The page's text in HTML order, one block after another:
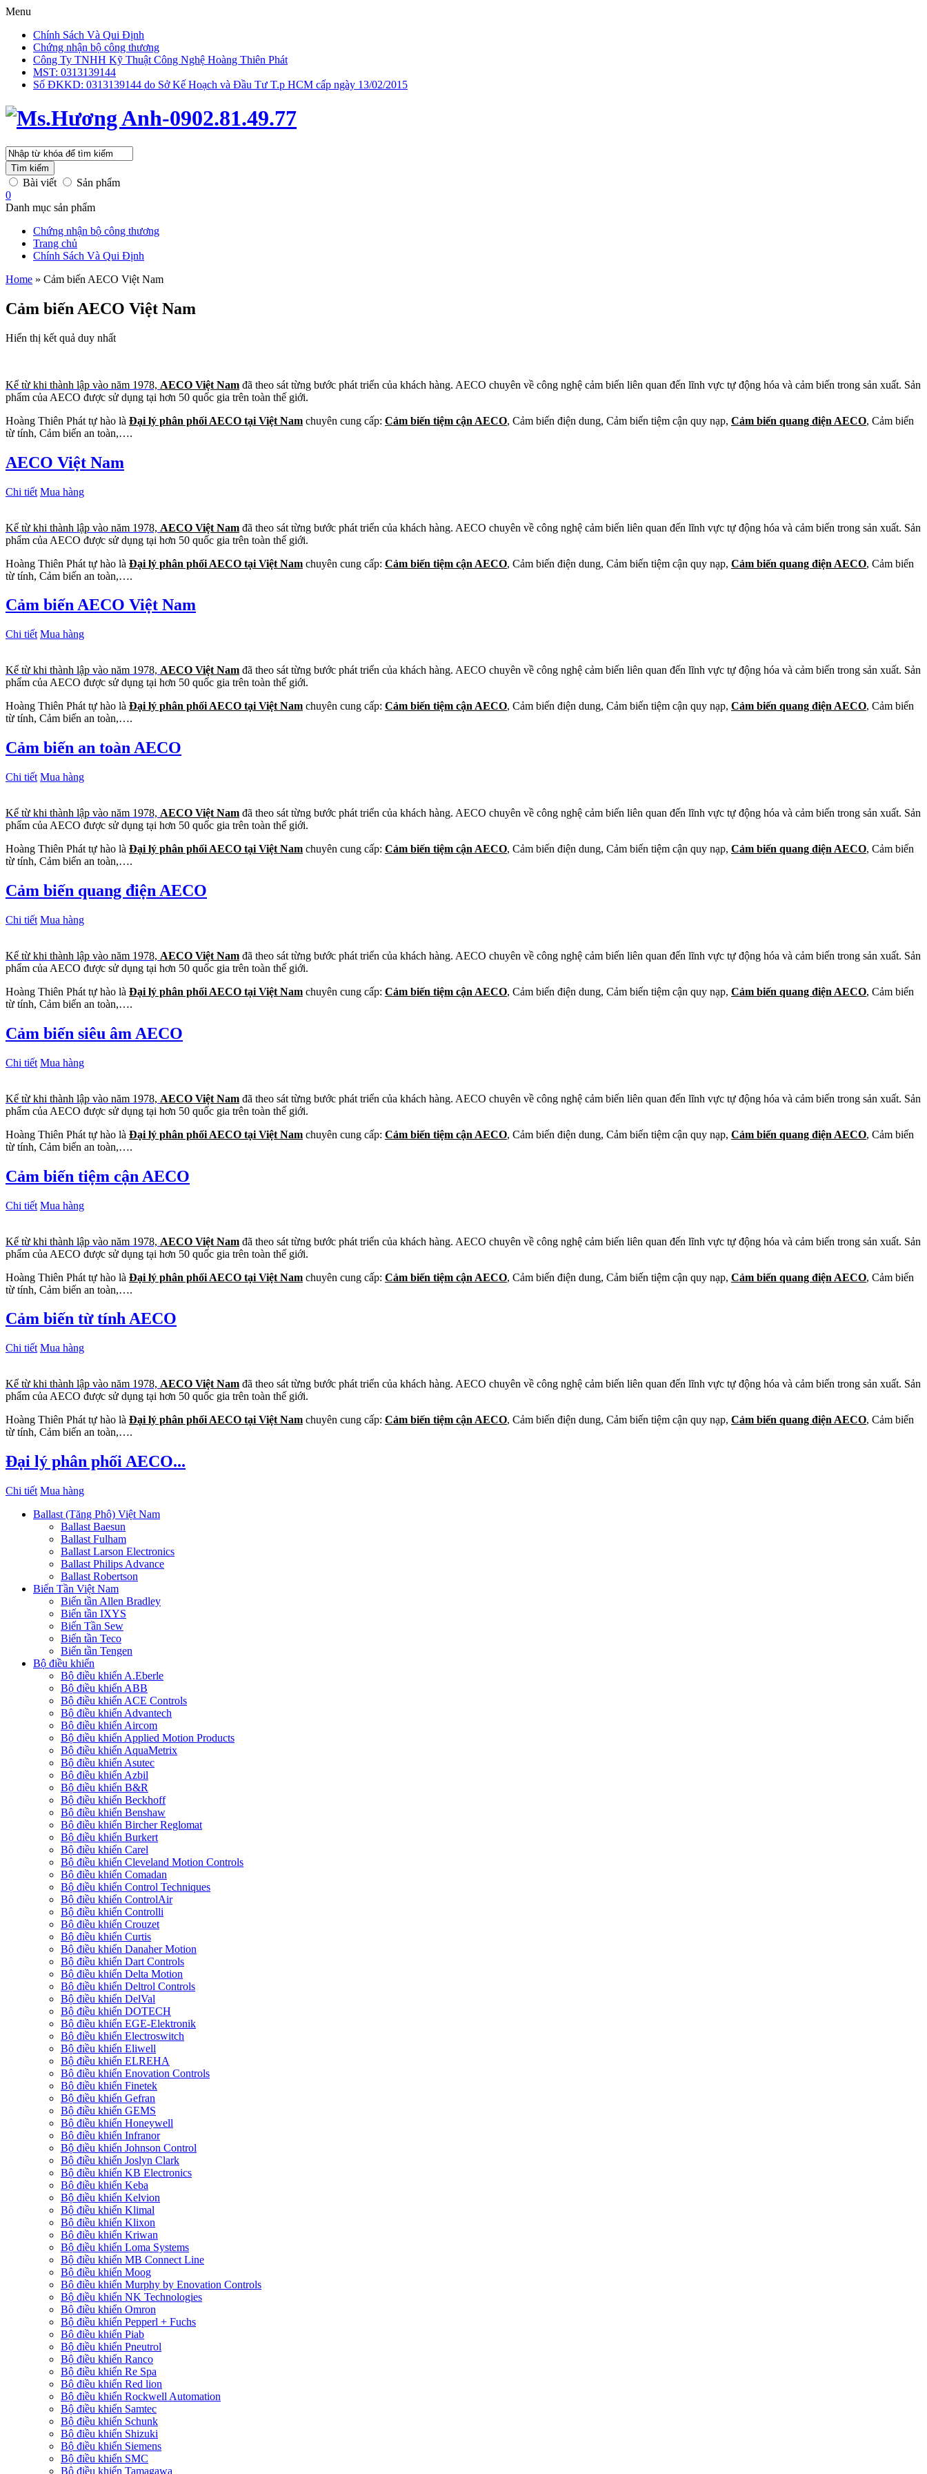
Menu
Chính Sách Và Qui Định
Chứng nhận bộ công thương
Công Ty TNHH Kỹ Thuật Công Nghệ Hoàng Thiên Phát
MST: 0313139144
Số ĐKKD: 0313139144 do Sở Kế Hoạch và Đầu Tư T.p HCM cấp ngày 13/02/2015
Tìm kiếm
Bài viết
Sản phẩm
0
Danh mục sản phẩm
Chứng nhận bộ công thương
Trang chủ
Chính Sách Và Qui Định
Home » Cảm biến AECO Việt Nam
Cảm biến AECO Việt Nam
Hiển thị kết quả duy nhất
Kể từ khi thành lập vào năm 1978, AECO Việt Nam đã theo sát từng bước phát triển của khách hàng. AECO chuyên về công nghệ cảm biến liên quan đến lĩnh vực tự động hóa và cảm biến trong sản xuất. Sản
phẩm của AECO được sử dụng tại hơn 50 quốc gia trên toàn thế giới.
Hoàng Thiên Phát tự hào là Đại lý phân phối AECO tại Việt Nam chuyên cung cấp: Cảm biến tiệm cận AECO, Cảm biến điện dung, Cảm biến tiệm cận quy nạp, Cảm biến quang điện AECO, Cảm biến
từ tính, Cảm biến an toàn,….
AECO Việt Nam
Chi tiết Mua hàng
Kể từ khi thành lập vào năm 1978, AECO Việt Nam đã theo sát từng bước phát triển của khách hàng. AECO chuyên về công nghệ cảm biến liên quan đến lĩnh vực tự động hóa và cảm biến trong sản xuất. Sản
phẩm của AECO được sử dụng tại hơn 50 quốc gia trên toàn thế giới.
Hoàng Thiên Phát tự hào là Đại lý phân phối AECO tại Việt Nam chuyên cung cấp: Cảm biến tiệm cận AECO, Cảm biến điện dung, Cảm biến tiệm cận quy nạp, Cảm biến quang điện AECO, Cảm biến
từ tính, Cảm biến an toàn,….
Cảm biến AECO Việt Nam
Chi tiết Mua hàng
Kể từ khi thành lập vào năm 1978, AECO Việt Nam đã theo sát từng bước phát triển của khách hàng. AECO chuyên về công nghệ cảm biến liên quan đến lĩnh vực tự động hóa và cảm biến trong sản xuất. Sản
phẩm của AECO được sử dụng tại hơn 50 quốc gia trên toàn thế giới.
Hoàng Thiên Phát tự hào là Đại lý phân phối AECO tại Việt Nam chuyên cung cấp: Cảm biến tiệm cận AECO, Cảm biến điện dung, Cảm biến tiệm cận quy nạp, Cảm biến quang điện AECO, Cảm biến
từ tính, Cảm biến an toàn,….
Cảm biến an toàn AECO
Chi tiết Mua hàng
Kể từ khi thành lập vào năm 1978, AECO Việt Nam đã theo sát từng bước phát triển của khách hàng. AECO chuyên về công nghệ cảm biến liên quan đến lĩnh vực tự động hóa và cảm biến trong sản xuất. Sản
phẩm của AECO được sử dụng tại hơn 50 quốc gia trên toàn thế giới.
Hoàng Thiên Phát tự hào là Đại lý phân phối AECO tại Việt Nam chuyên cung cấp: Cảm biến tiệm cận AECO, Cảm biến điện dung, Cảm biến tiệm cận quy nạp, Cảm biến quang điện AECO, Cảm biến
từ tính, Cảm biến an toàn,….
Cảm biến quang điện AECO
Chi tiết Mua hàng
Kể từ khi thành lập vào năm 1978, AECO Việt Nam đã theo sát từng bước phát triển của khách hàng. AECO chuyên về công nghệ cảm biến liên quan đến lĩnh vực tự động hóa và cảm biến trong sản xuất. Sản
phẩm của AECO được sử dụng tại hơn 50 quốc gia trên toàn thế giới.
Hoàng Thiên Phát tự hào là Đại lý phân phối AECO tại Việt Nam chuyên cung cấp: Cảm biến tiệm cận AECO, Cảm biến điện dung, Cảm biến tiệm cận quy nạp, Cảm biến quang điện AECO, Cảm biến
từ tính, Cảm biến an toàn,….
Cảm biến siêu âm AECO
Chi tiết Mua hàng
Kể từ khi thành lập vào năm 1978, AECO Việt Nam đã theo sát từng bước phát triển của khách hàng. AECO chuyên về công nghệ cảm biến liên quan đến lĩnh vực tự động hóa và cảm biến trong sản xuất. Sản
phẩm của AECO được sử dụng tại hơn 50 quốc gia trên toàn thế giới.
Hoàng Thiên Phát tự hào là Đại lý phân phối AECO tại Việt Nam chuyên cung cấp: Cảm biến tiệm cận AECO, Cảm biến điện dung, Cảm biến tiệm cận quy nạp, Cảm biến quang điện AECO, Cảm biến
từ tính, Cảm biến an toàn,….
Cảm biến tiệm cận AECO
Chi tiết Mua hàng
Kể từ khi thành lập vào năm 1978, AECO Việt Nam đã theo sát từng bước phát triển của khách hàng. AECO chuyên về công nghệ cảm biến liên quan đến lĩnh vực tự động hóa và cảm biến trong sản xuất. Sản
phẩm của AECO được sử dụng tại hơn 50 quốc gia trên toàn thế giới.
Hoàng Thiên Phát tự hào là Đại lý phân phối AECO tại Việt Nam chuyên cung cấp: Cảm biến tiệm cận AECO, Cảm biến điện dung, Cảm biến tiệm cận quy nạp, Cảm biến quang điện AECO, Cảm biến
từ tính, Cảm biến an toàn,….
Cảm biến từ tính AECO
Chi tiết Mua hàng
Kể từ khi thành lập vào năm 1978, AECO Việt Nam đã theo sát từng bước phát triển của khách hàng. AECO chuyên về công nghệ cảm biến liên quan đến lĩnh vực tự động hóa và cảm biến trong sản xuất. Sản
phẩm của AECO được sử dụng tại hơn 50 quốc gia trên toàn thế giới.
Hoàng Thiên Phát tự hào là Đại lý phân phối AECO tại Việt Nam chuyên cung cấp: Cảm biến tiệm cận AECO, Cảm biến điện dung, Cảm biến tiệm cận quy nạp, Cảm biến quang điện AECO, Cảm biến
từ tính, Cảm biến an toàn,….
Đại lý phân phối AECO...
Chi tiết Mua hàng
Ballast (Tăng Phô) Việt Nam
Ballast Baesun
Ballast Fulham
Ballast Larson Electronics
Ballast Philips Advance
Ballast Robertson
Biến Tần Việt Nam
Biến tần Allen Bradley
Biến tần IXYS
Biến Tần Sew
Biến tần Teco
Biến tần Tengen
Bộ điều khiển
Bộ điều khiển A.Eberle
Bộ điều khiển ABB
Bộ điều khiển ACE Controls
Bộ điều khiển Advantech
Bộ điều khiển Aircom
Bộ điều khiển Applied Motion Products
Bộ điều khiển AquaMetrix
Bộ điều khiển Asutec
Bộ điều khiển Azbil
Bộ điều khiển B&R
Bộ điều khiển Beckhoff
Bộ điều khiển Benshaw
Bộ điều khiển Bircher Reglomat
Bộ điều khiển Burkert
Bộ điều khiển Carel
Bộ điều khiển Cleveland Motion Controls
Bộ điều khiển Comadan
Bộ điều khiển Control Techniques
Bộ điều khiển ControlAir
Bộ điều khiển Controlli
Bộ điều khiển Crouzet
Bộ điều khiển Curtis
Bộ điều khiển Danaher Motion
Bộ điều khiển Dart Controls
Bộ điều khiển Delta Motion
Bộ điều khiển Deltrol Controls
Bộ điều khiển DelVal
Bộ điều khiển DOTECH
Bộ điều khiển EGE-Elektronik
Bộ điều khiển Electroswitch
Bộ điều khiển Eliwell
Bộ điều khiển ELREHA
Bộ điều khiển Enovation Controls
Bộ điều khiển Finetek
Bộ điều khiển Gefran
Bộ điều khiển GEMS
Bộ điều khiển Honeywell
Bộ điều khiển Infranor
Bộ điều khiển Johnson Control
Bộ điều khiển Joslyn Clark
Bộ điều khiển KB Electronics
Bộ điều khiển Keba
Bộ điều khiển Kelvion
Bộ điều khiển Klimal
Bộ điều khiển Klixon
Bộ điều khiển Kriwan
Bộ điều khiển Loma Systems
Bộ điều khiển MB Connect Line
Bộ điều khiển Moog
Bộ điều khiển Murphy by Enovation Controls
Bộ điều khiển NK Technologies
Bộ điều khiển Omron
Bộ điều khiển Pepperl + Fuchs
Bộ điều khiển Piab
Bộ điều khiển Pneutrol
Bộ điều khiển Ranco
Bộ điều khiển Re Spa
Bộ điều khiển Red lion
Bộ điều khiển Rockwell Automation
Bộ điều khiển Samtec
Bộ điều khiển Schunk
Bộ điều khiển Shizuki
Bộ điều khiển Siemens
Bộ điều khiển SMC
Bộ điều khiển Tamagawa